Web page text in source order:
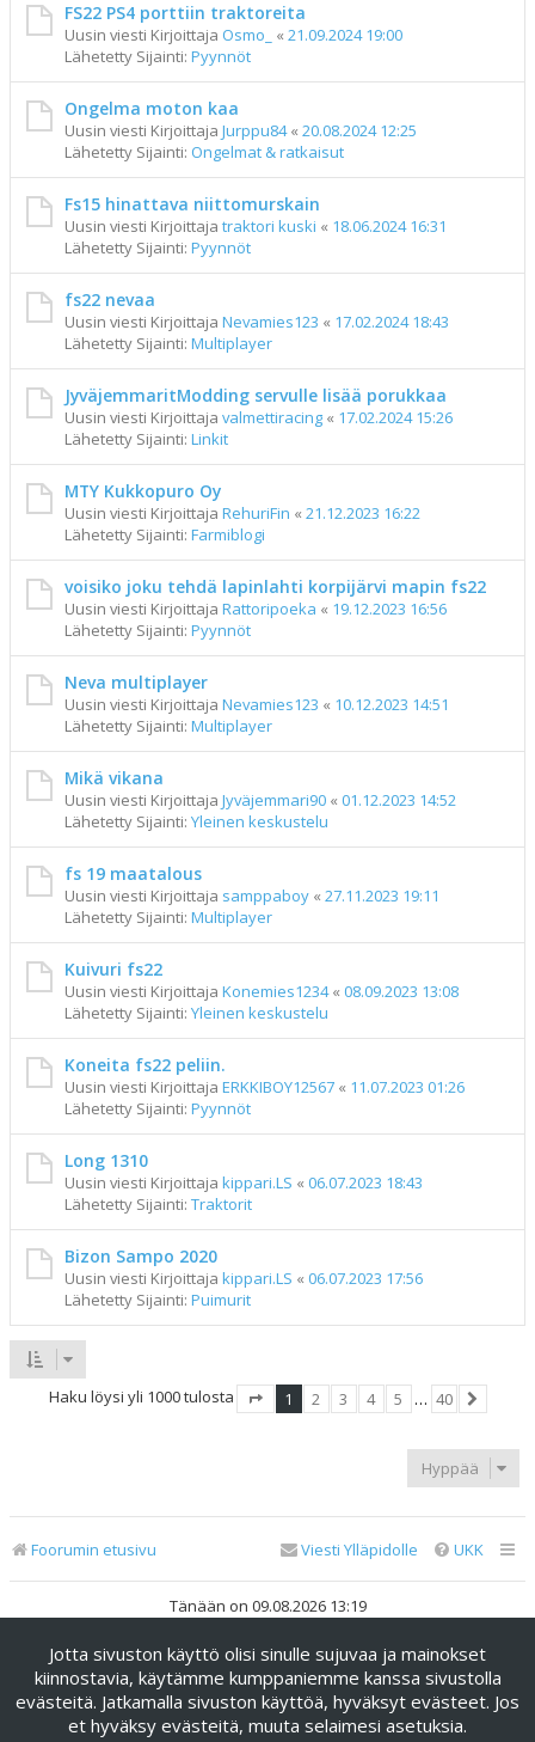
FS22 PS4 porttiin traktoreita
Uusin viesti Kirjoittaja Osmo_ « 21.09.2024 19:00
Lähetetty Sijainti: Pyynnöt
Ongelma moton kaa
Uusin viesti Kirjoittaja Jurppu84« 20.08.2024 12:25
Lähetetty Sijainti: Ongelmat & ratkaisut
Fs15 hinattava niittomurskain
Uusin viesti Kirjoittaja traktori kuski « 18.06.2024 16:31
Lähetetty Sijainti: Pyynnöt
fs22 nevaa
Uusin viesti Kirjoittaja Nevamies123 « 17.02.2024 18:43
Lähetetty Sijainti: Multiplayer
JyväjemmaritModding servulle lisää porukkaa
Uusin viesti Kirjoittaja valmettiracing « 17.02.2024 15:26
Lähetetty Sijainti: Linkit
MTY Kukkopuro Oy
Uusin viesti Kirjoittaja RehuriFin « 21.12.2023 16:22
Lähetetty Sijainti: Farmiblogi
voisiko joku tehdä lapinlahti korpijärvi mapin fs22
Uusin viesti Kirjoittaja Rattoripoeka « 19.12.2023 16:56
Lähetetty Sijainti: Pyynnöt
Neva multiplayer
Uusin viesti Kirjoittaja Nevamies123 « 10.12.2023 14:51
Lähetetty Sijainti: Multiplayer
Mikä vikana
Uusin viesti Kirjoittaja Jyväjemmari90 « 01.12.2023 14:52
Lähetetty Sijainti: Yleinen keskustelu
fs 19 maatalous
Uusin viesti Kirjoittaja samppaboy « 27.11.2023 19:11
Lähetetty Sijainti: Multiplayer
Kuivuri fs22
Uusin viesti Kirjoittaja Konemies1234« 08.09.2023 13:08
Lähetetty Sijainti: Yleinen keskustelu
Koneita fs22 peliin.
Uusin viesti Kirjoittaja ERKKIBOY12567 « 11.07.2023 01:26
Lähetetty Sijainti: Pyynnöt
Long 1310
Uusin viesti Kirjoittaja kippari.LS « 06.07.2023 18:43
Lähetetty Sijainti: Traktorit
Bizon Sampo 2020
Uusin viesti Kirjoittaja kippari.LS « 06.07.2023 17:56
Lähetetty Sijainti: Puimurit
Haku löysi yli 1000 tulosta
1 2 3 4 5 … 40
Hyppää
Foorumin etusivu UKK
Viesti Ylläpidolle
Tänään on 09.08.2026 13:19
Keskustelufoorumin ohjelmistophpBB® Forum Software ©
phpBB Limited
Käännös: phpBB Suomi (lurttinen, harritapio, Pettis)
phpBB Metro Theme byPixelGoose Studio
Jotta sivuston käyttö olisi sinulle sujuvaa ja mainokset
kiinnostavia, käytämme kumppaniemme kanssa sivustolla
evästeitä. Jatkamalla sivuston käyttöä, hyväksyt evästeet. Jos
et hyväksy evästeitä, muuta selaimesi asetuksia.